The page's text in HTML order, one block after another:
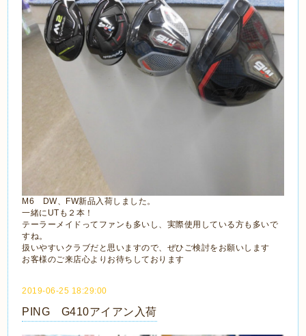
M6 DW、FW新品入荷しました。
一緒にUTも２本！
テーラーメイドってファンも多いし、実際使用している方も多いで
すね。
扱いやすいクラブだと思いますので、ぜひご検討をお願いします
お客様のご来店心よりお待ちしております
2019-06-25 18:29:00
PING G410アイアン入荷